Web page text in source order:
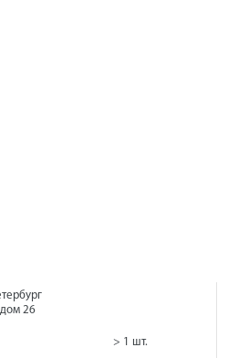
дом 26
> 1 шт.